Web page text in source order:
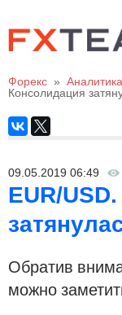
Форекс » Аналитика
Консолидация
09.05.2019 06:49
EUR/
Обратив
можно